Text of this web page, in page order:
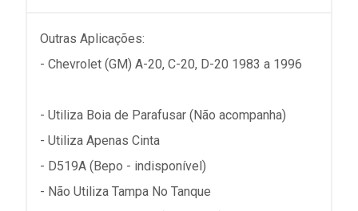
Outras Aplicações:
- Chevrolet (GM) A-20, C-20, D-20 1983 a 1996
- Utiliza Boia de Parafusar (Não acompanha)
- Utiliza Apenas Cinta
- D519A (Bepo - indisponível)
- Não Utiliza Tampa No Tanque